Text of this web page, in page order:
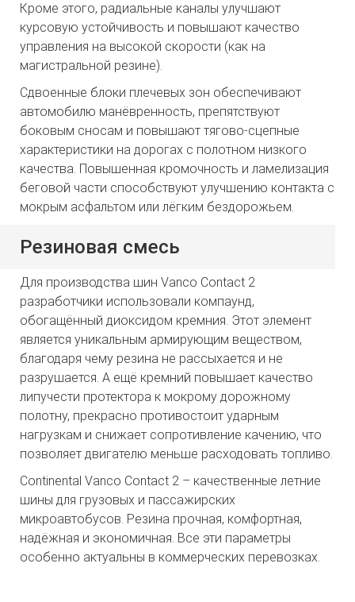
Кроме этого, радиальные каналы улучшают
курсовую устойчивость и повышают качество
управления на высокой скорости (как на
магистральной резине).
Сдвоенные блоки плечевых зон обеспечивают
автомобилю манёвренность, препятствуют
боковым сносам и повышают тягово-сцепные
характеристики на дорогах с полотном низкого
качества. Повышенная кромочность и ламелизация
беговой части способствуют улучшению контакта с
мокрым асфальтом или лёгким бездорожьем.
Резиновая смесь
Для производства шин Vanco Contact 2
разработчики использовали компаунд,
обогащённый диоксидом кремния. Этот элемент
является уникальным армирующим веществом,
благодаря чему резина не рассыхается и не
разрушается. А ещё кремний повышает качество
липучести протектора к мокрому дорожному
полотну, прекрасно противостоит ударным
нагрузкам и снижает сопротивление качению, что
позволяет двигателю меньше расходовать топливо.
Continental Vanco Contact 2 – качественные летние
шины для грузовых и пассажирских
микроавтобусов. Резина прочная, комфортная,
надёжная и экономичная. Все эти параметры
особенно актуальны в коммерческих перевозках.